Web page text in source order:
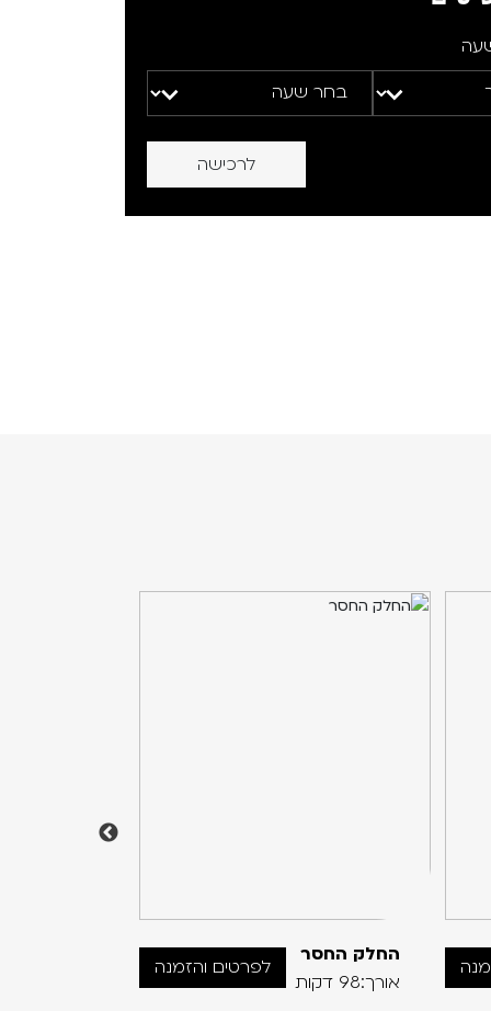
לרכישה
החלק החסר
אורך:98 דקות
לפרטים והזמנה